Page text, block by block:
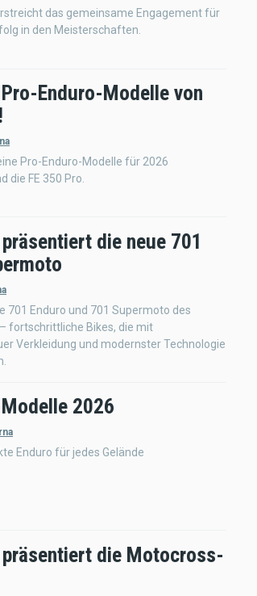
das gemeinsame Engagement für
in den Meisterschaften.
Enduro-Modelle von
Pro-Enduro-Modelle für 2026
die FE 350 Pro.
die neue 701
701 Enduro und 701 Supermoto des
fortschrittliche Bikes, die mit
Verkleidung und modernster Technologie
2026
Enduro für jedes Gelände
die Motocross-